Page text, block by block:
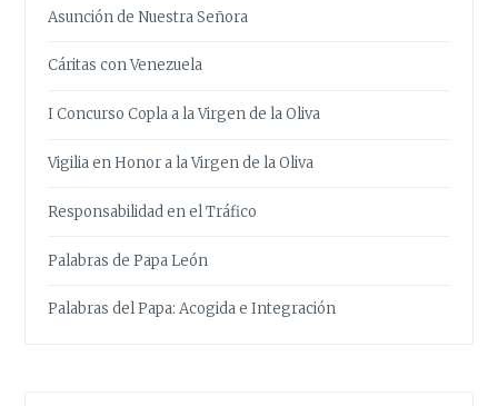
Asunción de Nuestra Señora
Cáritas con Venezuela
I Concurso Copla a la Virgen de la Oliva
Vigilia en Honor a la Virgen de la Oliva
Responsabilidad en el Tráfico
Palabras de Papa León
Palabras del Papa: Acogida e Integración